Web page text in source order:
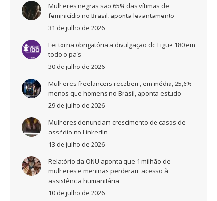
Mulheres negras são 65% das vítimas de
feminicídio no Brasil, aponta levantamento
31 de julho de 2026
Lei torna obrigatória a divulgação do Ligue 180 em
todo o país
30 de julho de 2026
Mulheres freelancers recebem, em média, 25,6%
menos que homens no Brasil, aponta estudo
29 de julho de 2026
Mulheres denunciam crescimento de casos de
assédio no LinkedIn
13 de julho de 2026
Relatório da ONU aponta que 1 milhão de
mulheres e meninas perderam acesso à
assistência humanitária
10 de julho de 2026